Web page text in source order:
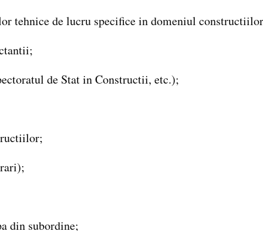
tehnice de lucru specifice in domeniul
de Stat in Constructii, etc.);
din subordine;